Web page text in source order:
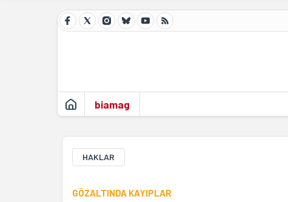
biamag
HAKLAR
GÖZALTINDA KAYIPLAR